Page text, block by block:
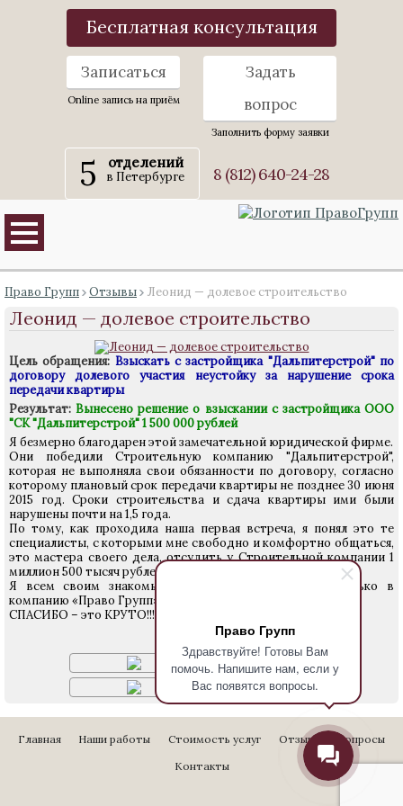
Право Групп
Здравствуйте! Готовы Вам
помочь. Напишите нам, если у
Вас появятся вопросы.
Бесплатная консультация
Записаться
Online запись на приём
Задать
вопрос
Заполнить форму заявки
5 отделений
в Петербурге 8 (812) 640-24-28
Право Групп Отзывы Леонид — долевое строительство
Леонид — долевое строительство
Цель обращения: Взыскать с застройщика "Дальпитерстрой" по
договору долевого участия неустойку за нарушение срока
передачи квартиры
Результат: Вынесено решение о взыскании с застройщика ООО
"СК "Дальпитерстрой" 1 500 000 рублей
Я безмерно благодарен этой замечательной юридической фирме.
Они победили Строительную компанию "Дальпитерстрой",
которая не выполняла свои обязанности по договору, согласно
которому плановый срок передачи квартиры не позднее 30 июня
2015 год. Сроки строительства и сдача квартиры ими были
нарушены почти на 1,5 года.
По тому, как проходила наша первая встреча, я понял это те
специалисты, с которыми мне свободно и комфортно общаться,
это мастера своего дела, отсудить у Строительной компании 1
миллион 500 тысяч рублей я скажу круто.
Я всем своим знакомым рекомендую обращаться только в
компанию «Право Групп». И Вам советую.
СПАСИБО – это КРУТО!!!!
Решение суда:
Главная Наши работы Стоимость услуг Отзывы
Вопросы
Контакты